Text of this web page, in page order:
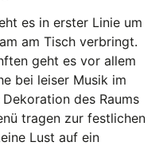
es in erster Linie um
am Tisch verbringt.
geht es vor allem
bei leiser Musik im
des Raums
tragen zur festlichen
Lust auf ein